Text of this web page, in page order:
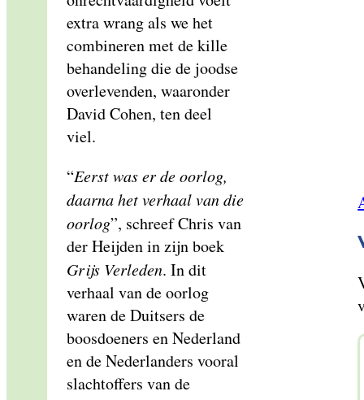
extra wrang als we het
combineren met de kille
behandeling die de joodse
overlevenden, waaronder
David Cohen, ten deel
viel.
“Eerst was er de oorlog,
daarna het verhaal van die
oorlog”, schreef Chris van
der Heijden in zijn boek
Grijs Verleden. In dit
verhaal van de oorlog
waren de Duitsers de
boosdoeners en Nederland
en de Nederlanders vooral
slachtoffers van de